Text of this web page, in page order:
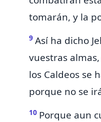
tomarán, y la
9 Así ha dicho
vuestras
los Caldeos se
porque no se
10 Porque aun